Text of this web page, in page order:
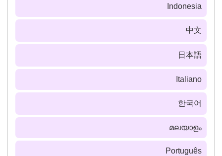
Indonesia
中文
日本語
Italiano
한국어
മലയാളം
Português